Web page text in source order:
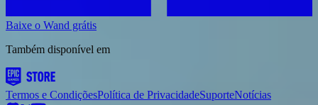
Baixe o Wand grátis
Também disponível em
Termos e CondiçõesPolítica de PrivacidadeSuporteNotícias